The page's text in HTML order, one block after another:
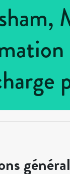
États-Unis > Maine